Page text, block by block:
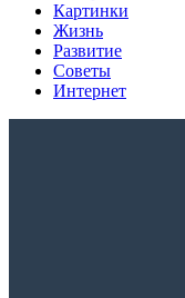
Картинки
Жизнь
Развитие
Советы
Интернет